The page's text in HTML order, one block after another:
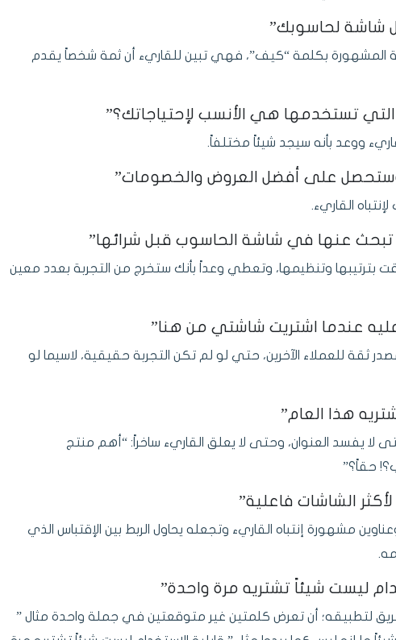
المشهورة بكلمة “كيف”، فهي تبين للقاريء أن ثمة شخصاً يقدم
ووعد بأنه سيجد شيئاً مختلفاً.
القاريء.
بترتيبها وتنظيمها، وتعطي وعداً بأنك ستخرج من التجربة بعدد معين
ثقة للعملاء الآخرين، حتي لو لم تكن التجربة حقيقية، لاسيما لو
لا يفسد العنوان، وحتى لا يعلق القاريء ساخراً: “أهم منتج
حقاً؟”
مشهورة إنتباه القاريء وتجعله يحاول الربط بين الإقتباس الذي
لتطبيقه؛ أن تعرض كلمتين غير متوقعتين في جملة واحدة مثال ”